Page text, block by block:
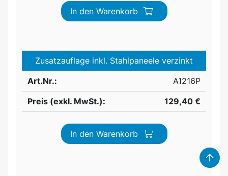
In den Warenkorb
Zusatzauflage inkl. Stahlpaneele verzinkt
Art.Nr.:
A1216P
Preis (exkl. MwSt.):
129,40 €
In den Warenkorb